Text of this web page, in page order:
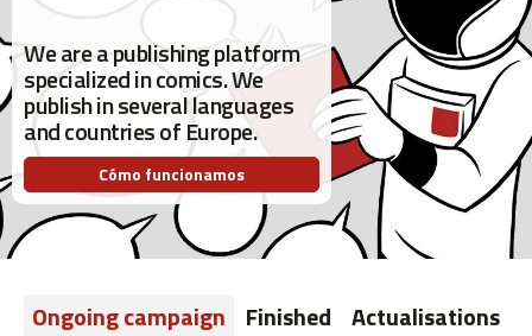
We are a publishing platform
specialized in comics. We
publish in several languages
and countries of Europe.
Cómo funcionamos
Ongoing campaign Finished Actualisations